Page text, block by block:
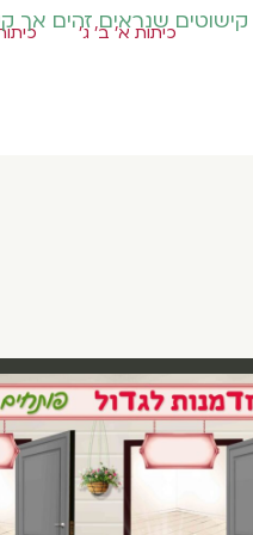
שנראים זהים אך
כיתות א' ב' ג'